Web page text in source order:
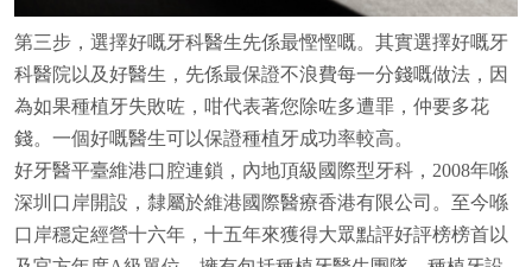
第三步，選擇好嘅牙科醫生先係最慳慳嘅。其實選擇好嘅牙
科醫院以及好醫生，先係最保證不浪費每一分錢嘅做法，因
為如果種植牙失敗咗，咁代表著您除咗多遭罪，仲要多花
錢。一個好嘅醫生可以保證種植牙成功率較高。
好牙醫平臺維港口腔連鎖，內地頂級國際型牙科，2008年喺
深圳口岸開設，隸屬於維港國際醫療香港有限公司。至今喺
口岸穩定經營十六年，十五年來獲得大眾點評好評榜榜首以